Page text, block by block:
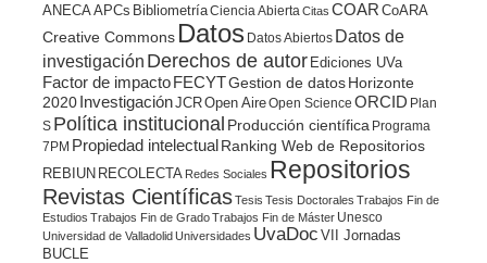
ANECA APCs BibliometríaCiencia Abierta Citas COAR CoARA
Creative Commons Datos Datos Abiertos Datos de
investigación Derechos de autor Ediciones UVa
Factor de impactoFECYTGestion de datosHorizonte
2020InvestigaciónJCROpen AireOpen Science ORCID Plan
S Política institucional Producción científica Programa
7PM Propiedad intelectualRanking Web de Repositorios
REBIUN RECOLECTA Redes Sociales Repositorios
Revistas CientíficasTesis Tesis Doctorales Trabajos Fin de
Estudios Trabajos Fin de GradoTrabajos Fin de Máster Unesco
Universidad de ValladolidUniversidades UvaDoc VII Jornadas
BUCLE